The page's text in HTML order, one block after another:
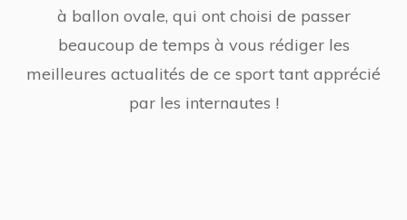
à ballon ovale, qui ont choisi de passer
beaucoup de temps à vous rédiger les
meilleures actualités de ce sport tant apprécié
par les internautes !